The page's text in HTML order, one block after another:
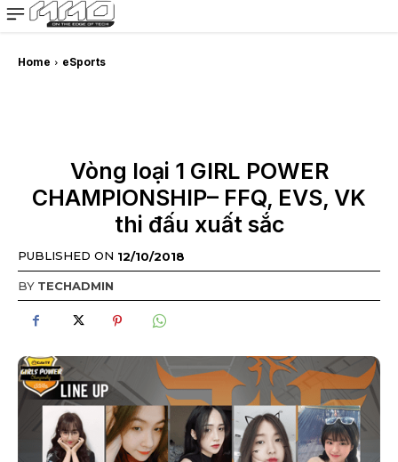
MMOSITE - Thông tin công nghệ
Bài viết nổi bật
Home eSports
Vòng loại 1 GIRL POWER
CHAMPIONSHIP– FFQ, EVS, VK
thi đấu xuất sắc
PUBLISHED ON 12/10/2018
BY TECHADMIN